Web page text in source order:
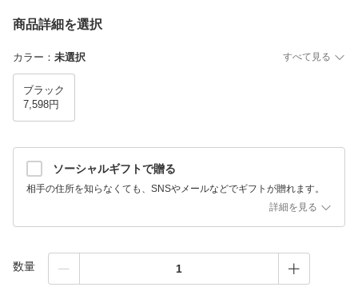
商品詳細を選択
カラー ： 未選択 すべて見る
ブラック
7,598円
ソーシャルギフトで贈る
相手の住所を知らなくても、SNSやメールなどでギフトが贈れます。
詳細を見る
数量